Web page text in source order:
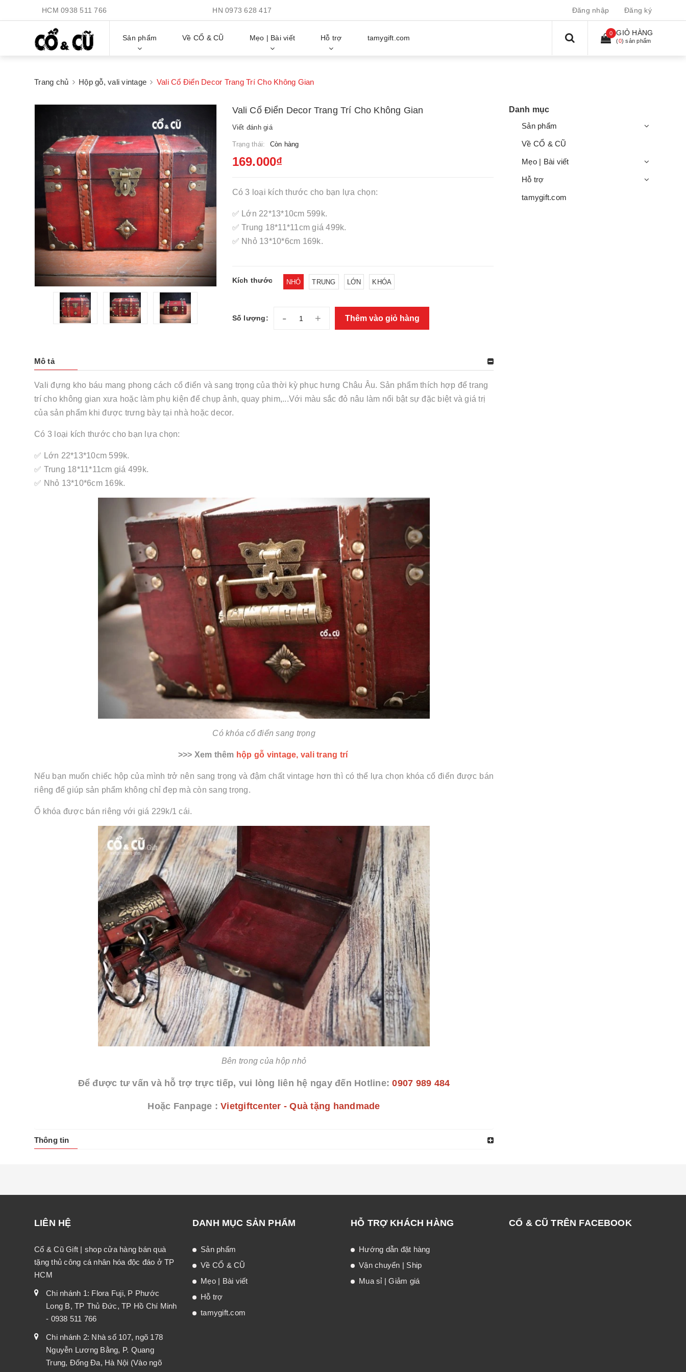
HCM 0938 511 766 HN0973 628 417 Đăng nhập Đăng ký
Sản phẩm Về CỔ & CŨ Mẹo | Bài viết Hỗ trợ tamygift.com
0 GIỎ HÀNG
(0) sản phẩm
Trang chủ Hộp gỗ, vali vintage Vali Cổ Điển Decor Trang Trí Cho Không Gian
Vali Cổ Điển Decor Trang Trí Cho Không Gian
Viết đánh giá
Trạng thái: Còn hàng
169.000₫
Có 3 loại kích thước cho bạn lựa chọn:
✅ Lớn 22*13*10cm 599k.
✅ Trung 18*11*11cm giá 499k.
✅ Nhỏ 13*10*6cm 169k.
Kích thước NHỎ TRUNG LỚN KHÓA
Số lượng: - + Thêm vào giỏ hàng
Mô tả
Vali đựng kho báu mang phong cách cổ điển và sang trọng của thời kỳ phục hưng Châu Âu. Sản phẩm thích hợp để trang
trí cho không gian xưa hoặc làm phụ kiện để chụp ảnh, quay phim,...Với màu sắc đỏ nâu làm nổi bật sự đặc biệt và giá trị
của sản phẩm khi được trưng bày tại nhà hoặc decor.
Có 3 loại kích thước cho bạn lựa chọn:
✅ Lớn 22*13*10cm 599k.
✅ Trung 18*11*11cm giá 499k.
✅ Nhỏ 13*10*6cm 169k.
Có khóa cổ điển sang trọng
>>> Xem thêm hộp gỗ vintage, vali trang trí
Nếu bạn muốn chiếc hộp của mình trở nên sang trọng và đậm chất vintage hơn thì có thể lựa chọn khóa cổ điển được bán
riêng để giúp sản phẩm không chỉ đẹp mà còn sang trọng.
Ổ khóa được bán riêng với giá 229k/1 cái.
Bên trong của hộp nhỏ
Để được tư vấn và hỗ trợ trực tiếp, vui lòng liên hệ ngay đến Hotline:0907 989 484
Hoặc Fanpage :Vietgiftcenter - Quà tặng handmade
Thông tin
Danh mục
Sản phẩm
Về CỔ & CŨ
Mẹo | Bài viết
Hỗ trợ
tamygift.com
LIÊN HỆ
Cổ & Cũ Gift | shop cửa hàng bán quà
tặng thủ công cá nhân hóa độc đáo ở TP
HCM
Chi nhánh 1: Flora Fuji, P Phước
Long B, TP Thủ Đức, TP Hồ Chí Minh
- 0938 511 766
Chi nhánh 2: Nhà số 107, ngõ 178
Nguyễn Lương Bằng, P. Quang
Trung, Đống Đa, Hà Nội (Vào ngõ
DANH MỤC SẢN PHẨM
Sản phẩm
Về CỔ & CŨ
Mẹo | Bài viết
Hỗ trợ
tamygift.com
HỖ TRỢ KHÁCH HÀNG
Hướng dẫn đặt hàng
Vận chuyển | Ship
Mua sỉ | Giảm giá
CỔ & CŨ TRÊN FACEBOOK